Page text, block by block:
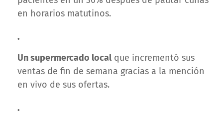
en horarios matutinos.
Un supermercado localque incrementó sus
ventas de fin de semana gracias a la mención
en vivo de sus ofertas.